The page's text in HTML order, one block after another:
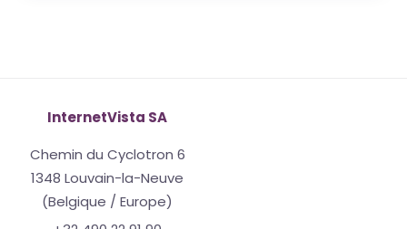
InternetVista SA
Chemin du Cyclotron 6
1348 Louvain-la-Neuve
(Belgique / Europe)